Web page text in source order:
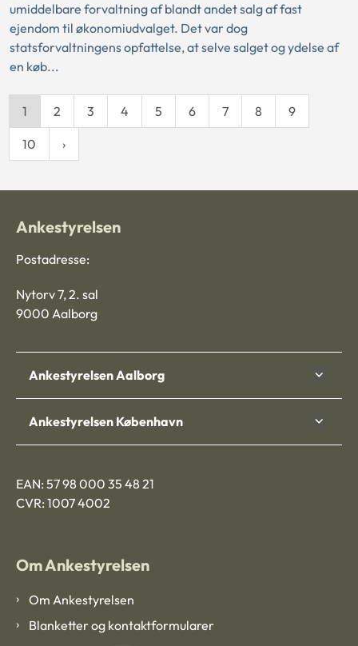
umiddelbare forvaltning af blandt andet salg af fast
ejendom til økonomiudvalget. Det var dog
statsforvaltningens opfattelse, at selve salget og ydelse af
en køb...
1 2 3 4 5 6 7 8 9
10
Ankestyrelsen
Postadresse:
Nytorv 7, 2. sal
9000 Aalborg
Ankestyrelsen Aalborg
Ankestyrelsen København
EAN: 57 98 000 35 48 21
CVR: 1007 4002
Om Ankestyrelsen
Om Ankestyrelsen
Blanketter og kontaktformularer